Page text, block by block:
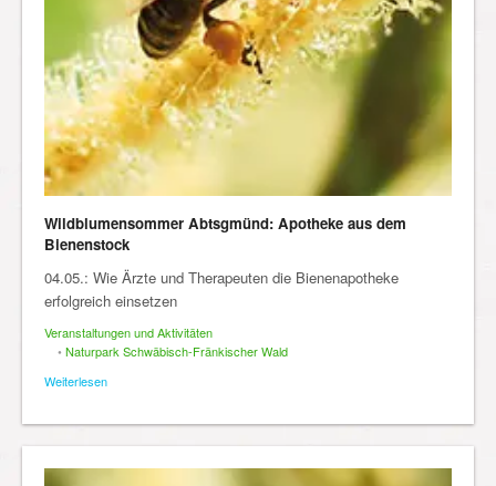
Wildblumensommer Abtsgmünd: Apotheke aus dem
Bienenstock
04.05.: Wie Ärzte und Therapeuten die Bienenapotheke
erfolgreich einsetzen
Veranstaltungen und Aktivitäten
• Naturpark Schwäbisch-Fränkischer Wald
Weiterlesen